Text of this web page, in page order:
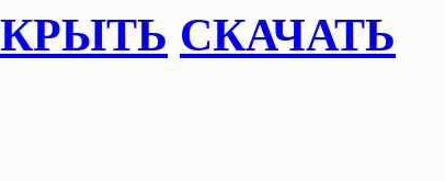
СКАЧАТЬ